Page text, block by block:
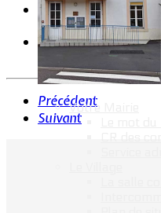
Votre Mairie
Précédent
Suivant